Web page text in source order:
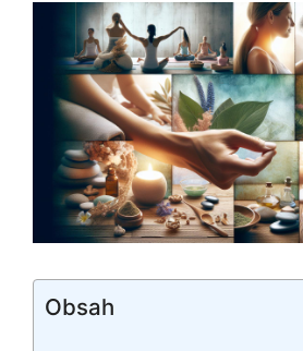
Obsah